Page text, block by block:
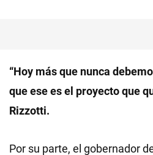
“Hoy más que nunca
que ese es el proyecto que
Rizzotti.
Por su parte, el gobernador